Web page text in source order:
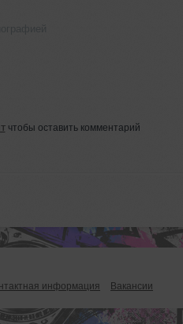
чтобы оставить комментарий
информация Вакансии